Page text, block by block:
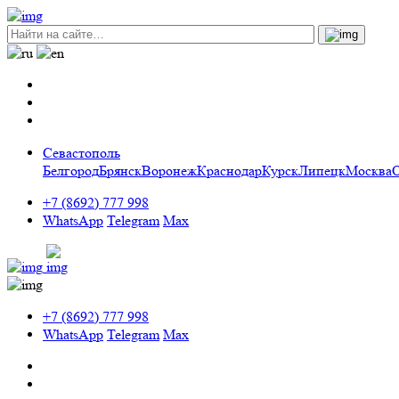
Севастополь
БелгородБрянскВоронежКраснодарКурскЛипецкМосква
+7 (8692) 777 998
WhatsApp Telegram Max
+7 (8692) 777 998
WhatsApp Telegram Max